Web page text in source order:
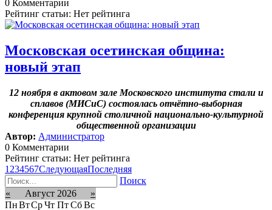
0 Комментарии
Рейтинг статьи: Нет рейтинга
Московская осетинская община:
новый этап
12 ноября в актовом зале Московского института стали и
сплавов (МИСиС) состоялась отчётно-выборная
конференция крупной столичной национально-культурной
общественной организации
Автор: Администратор
0 Комментарии
Рейтинг статьи: Нет рейтинга
1 234567СледующаяПоследняя
Поиск
«
Август 2026
»
ПнВтСрЧт Пт Сб Вс